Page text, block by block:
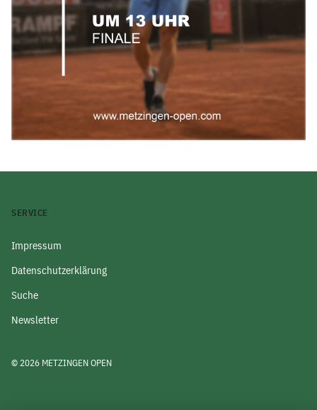
SERVICE
Impressum
Datenschutzerklärung
Suche
Newsletter
© 2026 METZINGEN OPEN